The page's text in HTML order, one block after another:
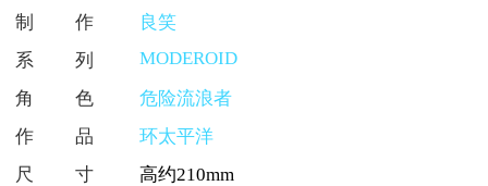
制作
良笑
系列
MODEROID
角色
危险流浪者
作品
环太平洋
尺寸
高约210mm